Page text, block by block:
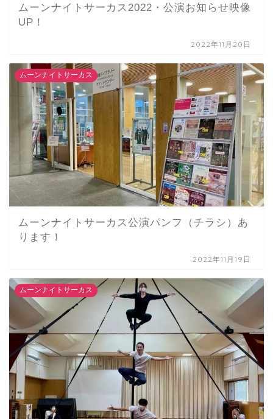
ムーンナイトサーカス2022・公演お知らせ映像
UP！
2022年11月20日
ムーンナイトサーカス
ムーンナイトサーカス公演パンフ（チラシ）あ
ります！
2022年11月19日
ムーンナイトサーカス